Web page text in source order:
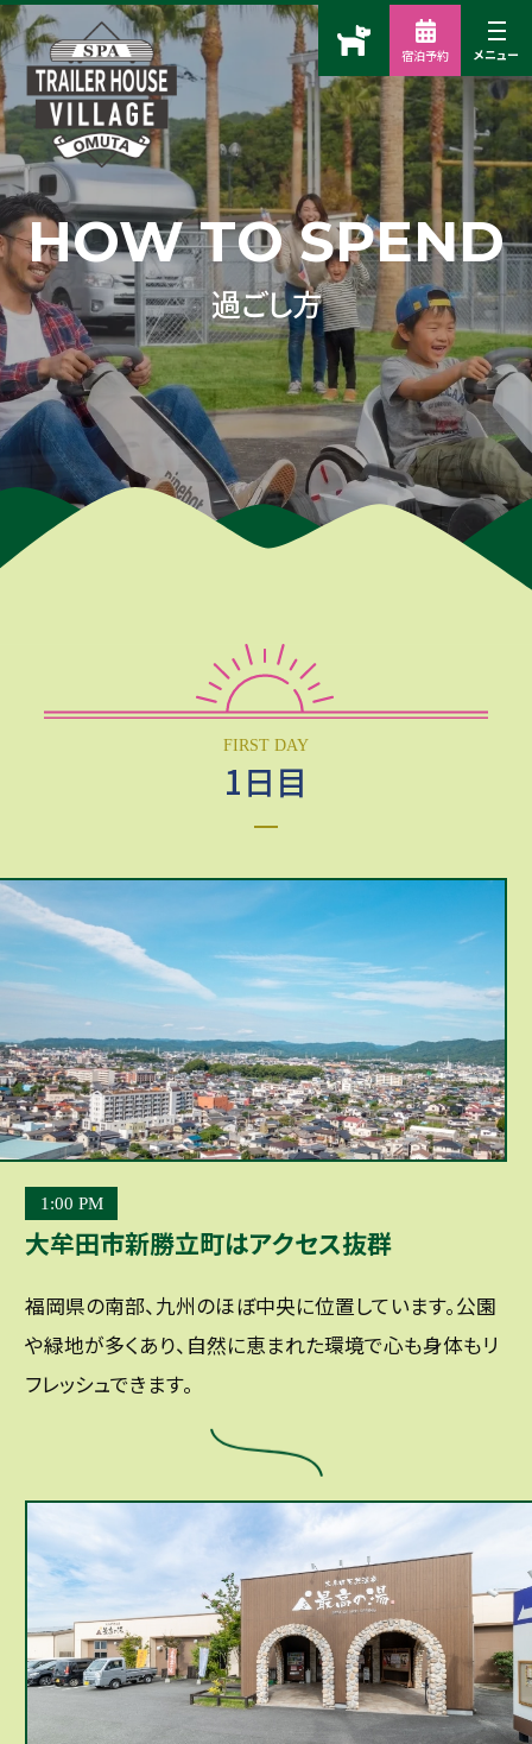
HOW TO SPEND
過ごし方
FIRST DAY
1日目
1:00 PM
大牟田市新勝立町はアクセス抜群
福岡県の南部、九州のほぼ中央に位置しています。公園
や緑地が多くあり、自然に恵まれた環境で心も身体もリ
フレッシュできます。